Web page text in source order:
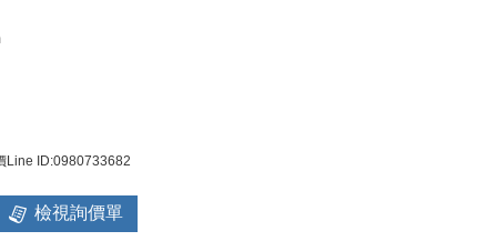
Line ID:0980733682
檢視詢價單